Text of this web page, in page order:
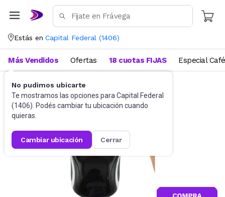
Estás en Capital Federal (1406)
No pudimos ubicarte
Te mostramos las opciones para Capital Federal
(1406). Podés cambiar tu ubicación cuando
quieras.
cambiar ubicación cerrar
Más Vendidos Ofertas 18 cuotas FIJAS Especial Café
Accesorios de Informática